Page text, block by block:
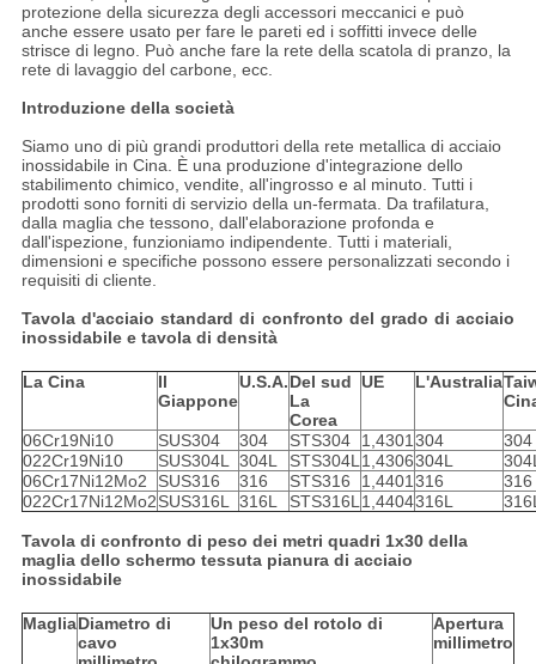
protezione della sicurezza degli accessori meccanici e può
anche essere usato per fare le pareti ed i soffitti invece delle
strisce di legno. Può anche fare la rete della scatola di pranzo, la
rete di lavaggio del carbone, ecc.
Introduzione della società
Siamo uno di più grandi produttori della rete metallica di acciaio
inossidabile in Cina. È una produzione d'integrazione dello
stabilimento chimico, vendite, all'ingrosso e al minuto. Tutti i
prodotti sono forniti di servizio della un-fermata. Da trafilatura,
dalla maglia che tessono, dall'elaborazione profonda e
dall'ispezione, funzioniamo indipendente. Tutti i materiali,
dimensioni e specifiche possono essere personalizzati secondo i
requisiti di cliente.
Tavola d'acciaio standard di confronto del grado di acciaio
inossidabile e tavola di densità
La Cina
Il
Giappone
U.S.A.Del sud
La
Corea
UE L'Australia
06Cr19Ni10 SUS304 304 STS304 1,4301304
304
022Cr19Ni10
SUS304L 304L STS304L1,4306304L
06Cr17Ni12Mo2
SUS316 316 STS316 1,4401316
316
022Cr17Ni12Mo2SUS316L 316L STS316L1,4404316L
Tavola di confronto di peso dei metri quadri 1x30 della
maglia dello schermo tessuta pianura di acciaio
inossidabile
MagliaDiametro di
cavo
Un peso del rotolo di
1x30m
Apertura
millimetro